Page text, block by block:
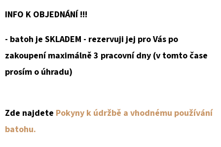
INFO K OBJEDNÁNÍ !!!
- batoh je SKLADEM - rezervuji jej pro Vás po
zakoupení maximálně 3 pracovní dny (v tomto čase
prosím o úhradu)
Zde najdete Pokyny k údržbě a vhodnému používání
batohu.